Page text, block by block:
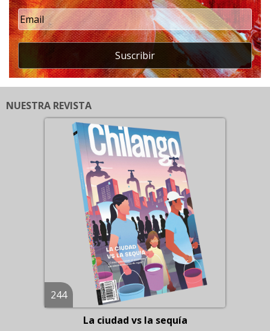
Suscribir
NUESTRA REVISTA
244
La ciudad vs la sequía